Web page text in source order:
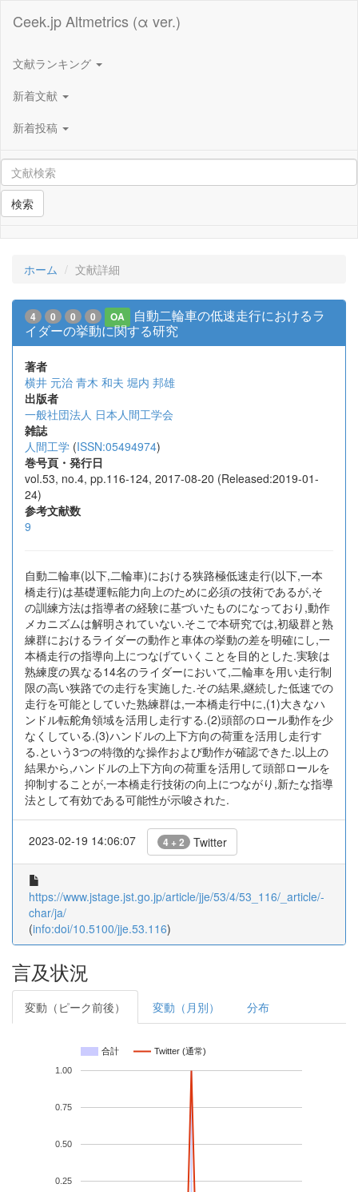
Ceek.jp Altmetrics (α ver.)
文献ランキング
新着文献
新着投稿
検索
ホーム 文献詳細
4 0 0 0 OA
自動二輪車の低速走行におけるラ
イダーの挙動に関する研究
著者
横井 元治 青木 和夫 堀内 邦雄
出版者
一般社団法人 日本人間工学会
雑誌
人間工学 (ISSN:05494974)
巻号頁・発行日
vol.53, no.4, pp.116-124, 2017-08-20 (Released:2019-01-
24)
参考文献数
9
自動二輪車(以下,二輪車)における狭路極低速走行(以下,一本
橋走行)は基礎運転能力向上のために必須の技術であるが,そ
の訓練方法は指導者の経験に基づいたものになっており,動作
メカニズムは解明されていない.そこで本研究では,初級群と熟
練群におけるライダーの動作と車体の挙動の差を明確にし,一
本橋走行の指導向上につなげていくことを目的とした.実験は
熟練度の異なる14名のライダーにおいて,二輪車を用い走行制
限の高い狭路での走行を実施した.その結果,継続した低速での
走行を可能としていた熟練群は,一本橋走行中に,(1)大きなハ
ンドル転舵角領域を活用し走行する.(2)頭部のロール動作を少
なくしている.(3)ハンドルの上下方向の荷重を活用し走行す
る.という3つの特徴的な操作および動作が確認できた.以上の
結果から,ハンドルの上下方向の荷重を活用して頭部ロールを
抑制することが,一本橋走行技術の向上につながり,新たな指導
法として有効である可能性が示唆された.
2023-02-19 14:06:07 4 + 2 Twitter
https://www.jstage.jst.go.jp/article/jje/53/4/53_116/_article/-
char/ja/
(info:doi/10.5100/jje.53.116)
言及状況
変動（ピーク前後） 変動（月別） 分布
合計 Twitter (通常)
0.25
0.50
0.75
1.00